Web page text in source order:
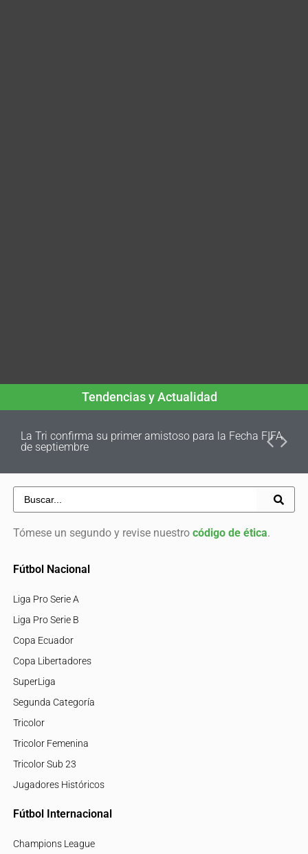
Tendencias y Actualidad
La Tri confirma su primer amistoso para la Fecha FIFA
de septiembre
Tómese un segundo y revise nuestro código de ética.
Fútbol Nacional
Liga Pro Serie A
Liga Pro Serie B
Copa Ecuador
Copa Libertadores
SuperLiga
Segunda Categoría
Tricolor
Tricolor Femenina
Tricolor Sub 23
Jugadores Históricos
Fútbol Internacional
Champions League